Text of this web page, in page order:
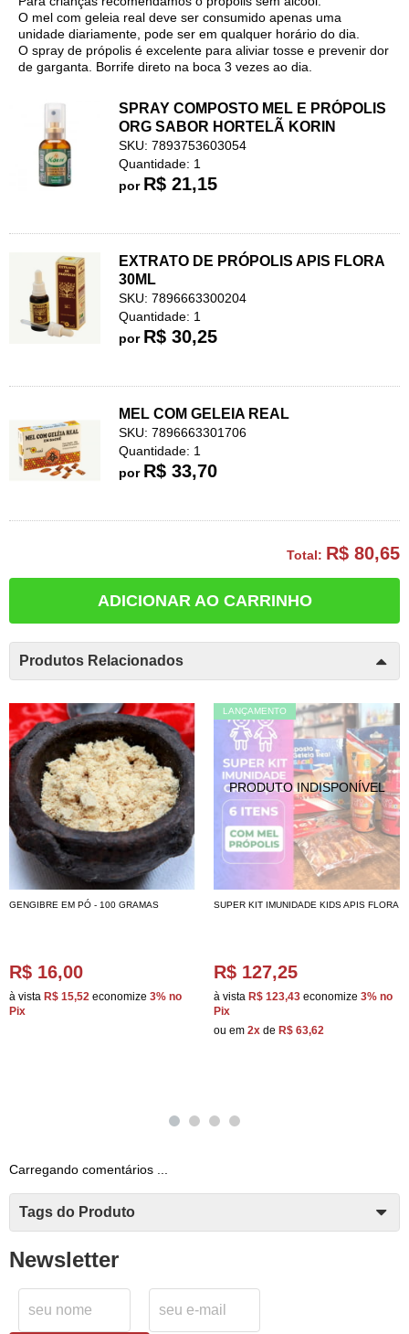
O mel com geleia real deve ser consumido apenas uma
unidade diariamente, pode ser em qualquer horário do dia.
O spray de própolis é excelente para aliviar tosse e prevenir dor
de garganta. Borrife direto na boca 3 vezes ao dia.
SPRAY COMPOSTO MEL E PRÓPOLIS
ORG SABOR HORTELÃ KORIN
SKU: 7893753603054
Quantidade: 1
por R$ 21,15
EXTRATO DE PRÓPOLIS APIS FLORA
30ML
SKU: 7896663300204
Quantidade: 1
por R$ 30,25
MEL COM GELEIA REAL
SKU: 7896663301706
Quantidade: 1
por R$ 33,70
Total: R$ 80,65
ADICIONAR AO CARRINHO
Produtos Relacionados
GENGIBRE EM PÓ - 100 GRAMAS
R$ 16,00
à vista R$ 15,52 economize 3% no
Pix
LANÇAMENTO
SUPER KIT IMUNIDADE KIDS APIS FLORA
R$ 127,25
à vista R$ 123,43 economize 3% no
Pix
ou em 2x de R$ 63,62
Carregando comentários ...
Tags do Produto
Newsletter